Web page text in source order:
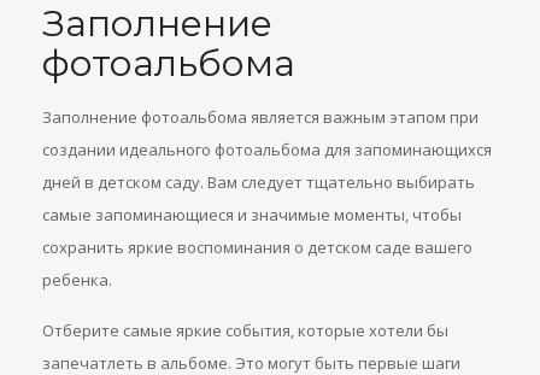
Заполнение
фотоальбома
Заполнение фотоальбома является важным этапом при
создании идеального фотоальбома для запоминающихся
дней в детском саду. Вам следует тщательно выбирать
самые запоминающиеся и значимые моменты, чтобы
сохранить яркие воспоминания о детском саде вашего
ребенка.
Отберите самые яркие события, которые хотели бы
запечатлеть в альбоме. Это могут быть первые шаги